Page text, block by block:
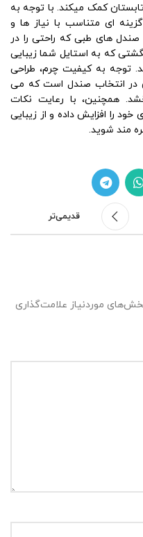
کمک میکند. با توجه به
‌ای متناسب با نیاز ها و
های طبی که راحتی را در
که به استایل شما زیبایی
توجه به کیفیت چرم، طراحی
در انتخاب صندل است که می
همچنین، با رعایت نکات
را افزایش داده و از زیبایی
مند شوید.
قدیمی‌تر
موردنیاز علامت‌گذاری